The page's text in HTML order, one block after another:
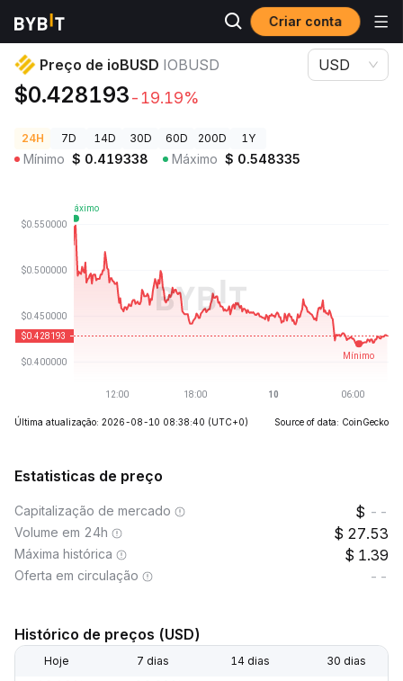
Criar conta
Preços de Criptomoedas Preço de ioBUSD IOBUSD
Preço de ioBUSD IOBUSD
$0.428193-19.19%
USD
24H 7D 14D 30D 60D 200D 1Y
Mínimo $ 0.419338 Máximo $ 0.548335
Última atualização: 2026-08-10 08:38:40 (UTC+0) Source of data: CoinGecko
Estatisticas de preço
Capitalização de mercado --
Volume em 24h 27.53
Máxima histórica 1.39
Oferta em circulação --
Histórico de preços (USD)
Hoje 7 dias 14 dias 30 dias